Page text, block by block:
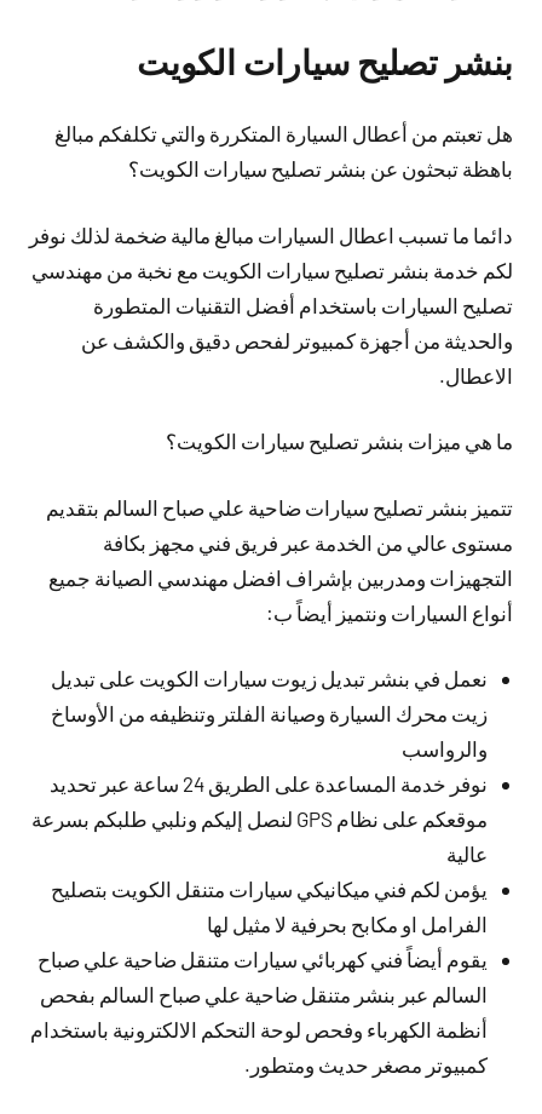
بنشر تصليح سيارات الكويت
هل تعبتم من أعطال السيارة المتكررة والتي تكلفكم مبالغ
باهظة تبحثون عن بنشر تصليح سيارات الكويت؟
دائما ما تسبب اعطال السيارات مبالغ مالية ضخمة لذلك نوفر
لكم خدمة بنشر تصليح سيارات الكويت مع نخبة من مهندسي
تصليح السيارات باستخدام أفضل التقنيات المتطورة
والحديثة من أجهزة كمبيوتر لفحص دقيق والكشف عن
الاعطال.
ما هي ميزات بنشر تصليح سيارات الكويت؟
تتميز بنشر تصليح سيارات ضاحية علي صباح السالم بتقديم
مستوى عالي من الخدمة عبر فريق فني مجهز بكافة
التجهيزات ومدربين بإشراف افضل مهندسي الصيانة جميع
أنواع السيارات ونتميز أيضاً ب:
نعمل في بنشر تبديل زيوت سيارات الكويت على تبديل
زيت محرك السيارة وصيانة الفلتر وتنظيفه من الأوساخ
والرواسب
نوفر خدمة المساعدة على الطريق 24 ساعة عبر تحديد
موقعكم على نظام GPS لنصل إليكم ونلبي طلبكم بسرعة
عالية
يؤمن لكم فني ميكانيكي سيارات متنقل الكويت بتصليح
الفرامل او مكابح بحرفية لا مثيل لها
يقوم أيضاً فني كهربائي سيارات متنقل ضاحية علي صباح
السالم عبر بنشر متنقل ضاحية علي صباح السالم بفحص
أنظمة الكهرباء وفحص لوحة التحكم الالكترونية باستخدام
كمبيوتر مصغر حديث ومتطور.